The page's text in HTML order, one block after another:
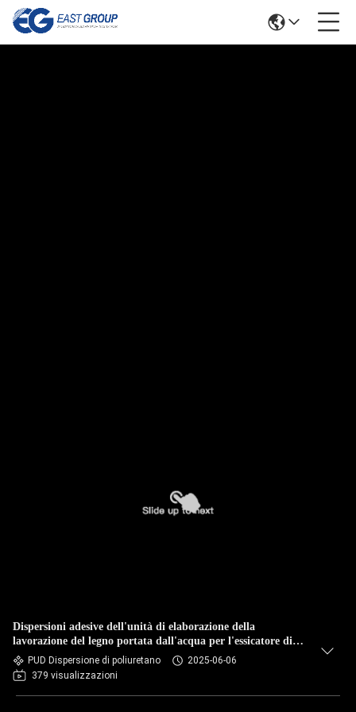
Dispersioni adesive dell'unità di elaborazione della
lavorazione del legno portata dall'acqua per l'essicatore di
vuotoPUD Dispersione di poliuretano
2025-06-06
379 visualizzazioni